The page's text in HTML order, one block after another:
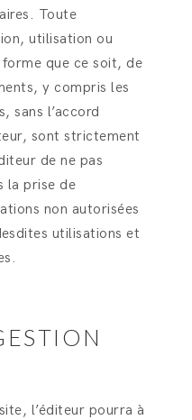
Toute
utilisation ou
que ce soit, de
y compris les
sans l’accord
sont strictement
de ne pas
la prise de
non autorisées
utilisations et
l’éditeur pourra à